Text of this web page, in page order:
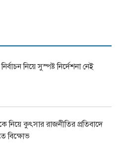
নিয়ে সুস্পষ্ট নির্দেশনা নেই
নিয়ে কুৎসার রাজনীতির প্রতিবাদে
বিক্ষোভ